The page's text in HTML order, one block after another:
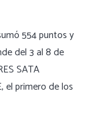
554 puntos y
del 3 al 8 de
SATA
el primero de los